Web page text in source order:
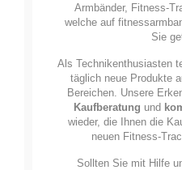
Armbänder, Fitness-
welche auf
Sie
Als Technikenthusiasten
täglich neue Produkte
Bereichen. Unsere
Kaufberatung und
wieder, die Ihnen die
neuen Fitness-
Sollten Sie mit Hilfe